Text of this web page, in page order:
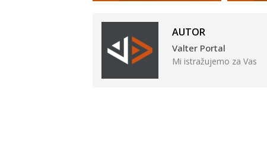
AUTOR
Valter Portal
Mi istražujemo za Vas